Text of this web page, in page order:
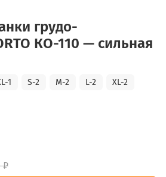
грудо-
КО-110 — сильная
1 S-2 M-2 L-2 XL-2
₽